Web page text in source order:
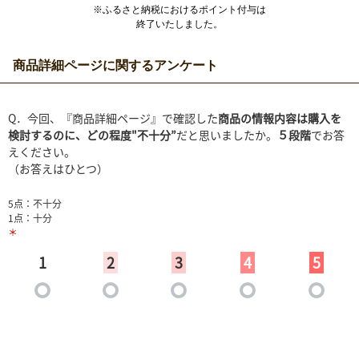
※ふるさと納税におけるポイント付与は
終了いたしました。
商品詳細ページに関するアンケート